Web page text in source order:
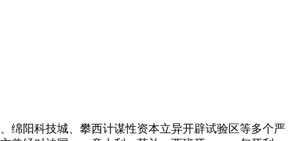
阳科技城、攀西计谋性资本立异开辟试验区等多个严